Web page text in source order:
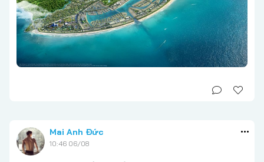
Mai Anh Đức
10:46 06/08